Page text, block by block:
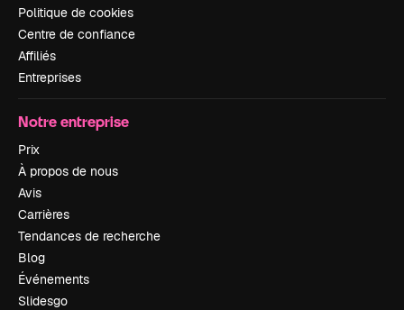
Politique de cookies
Centre de confiance
Affiliés
Entreprises
Notre entreprise
Prix
À propos de nous
Avis
Carrières
Tendances de recherche
Blog
Événements
Slidesgo